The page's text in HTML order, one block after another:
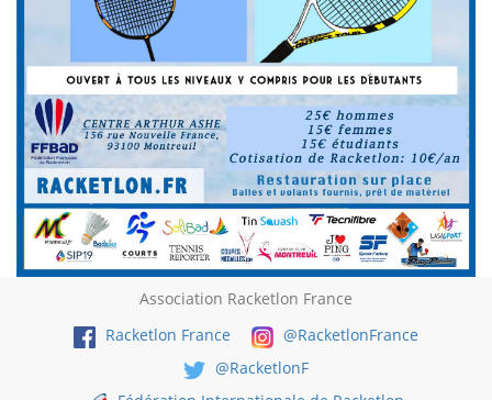
Association Racketlon France
Racketlon France
@RacketlonFrance
@RacketlonF